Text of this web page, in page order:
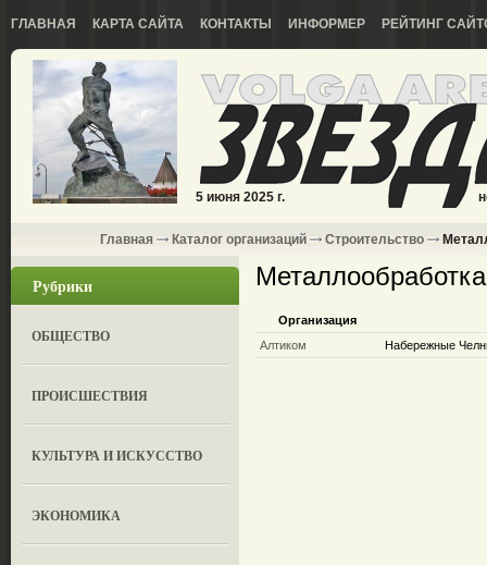
ГЛАВНАЯ КАРТА САЙТА КОНТАКТЫ ИНФОРМЕР РЕЙТИНГ
5 июня 2025 г.
Главная Каталог организаций Строительство
Рубрики
ОБЩЕСТВО
ПРОИСШЕСТВИЯ
КУЛЬТУРА И ИСКУССТВО
ЭКОНОМИКА
Металлообработка
Организация
Алтиком
Набережные